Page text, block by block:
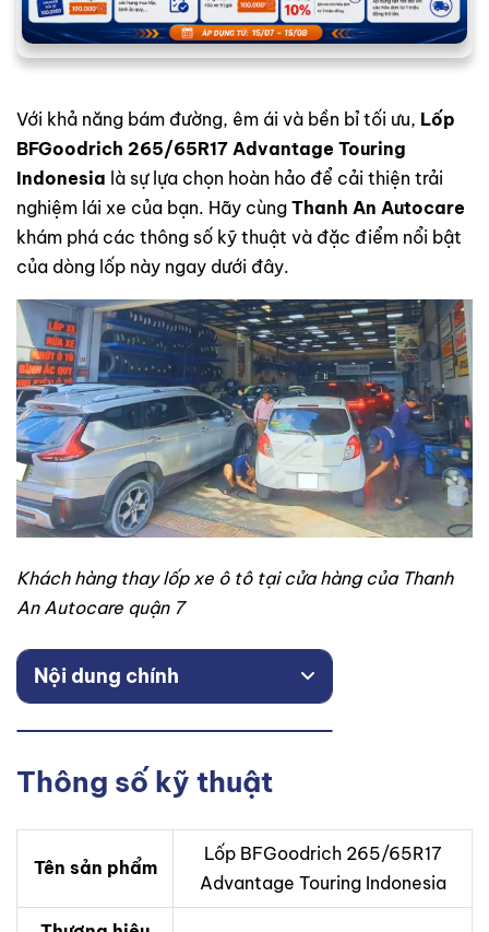
Với khả năng bám đường, êm ái và bền bỉ tối ưu, Lốp
BFGoodrich 265/65R17 Advantage Touring
Indonesia là sự lựa chọn hoàn hảo để cải thiện trải
nghiệm lái xe của bạn. Hãy cùng Thanh An Autocare
khám phá các thông số kỹ thuật và đặc điểm nổi bật
của dòng lốp này ngay dưới đây.
Khách hàng thay lốp xe ô tô tại cửa hàng của Thanh
An Autocare quận 7
Nội dung chính
Thông số kỹ thuật
Tên sản phẩm
Lốp BFGoodrich 265/65R17
Advantage Touring Indonesia